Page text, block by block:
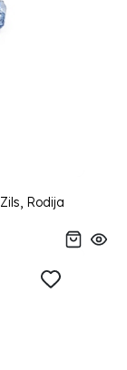
Rodija